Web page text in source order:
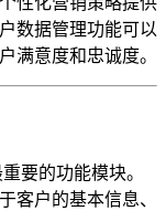
数据管理功能可以
满意度和忠诚度。
要的功能模块。
客户的基本信息、